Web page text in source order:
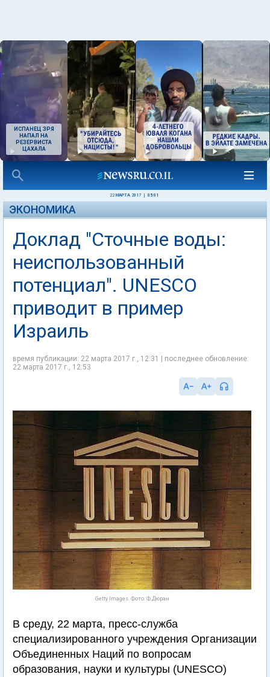
ИСПАНЕЦ ЗРЯ
НАПАЛ НА
РЕЗЕРВИСТА
ЦАХАЛА
22 МАРТА 2017 05:01
ЭКОНОМИКА
Доклад "Сточные воды:
неиспользованный
потенциал". UNESCO
приводит в пример
Израиль
время публикации: 22 марта 2017 г., 12:31 | последнее обновление:
22 марта 2017 г., 12:53
Getty Images. Фото: Ф.Дюран
В среду, 22 марта, пресс-служба
специализированного учреждения Организации
Объединенных Наций по вопросам
образования, науки и культуры (UNESCO)